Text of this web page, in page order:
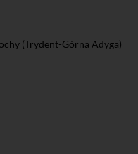
(Trydent-Górna Adyga)